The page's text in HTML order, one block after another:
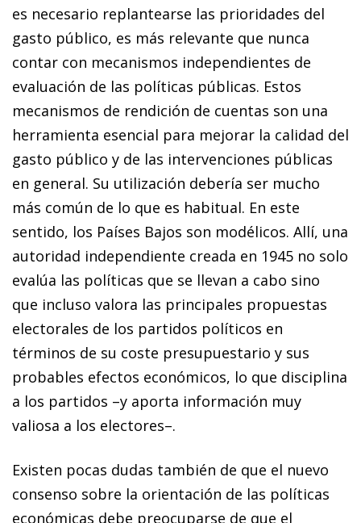
es necesario replantearse las prioridades del
gasto público, es más relevante que nunca
contar con mecanismos independientes de
evaluación de las políticas públicas. Estos
mecanismos de rendición de cuentas son una
herramienta esencial para mejorar la calidad del
gasto público y de las intervenciones públicas
en general. Su utilización debería ser mucho
más común de lo que es habitual. En este
sentido, los Países Bajos son modélicos. Allí, una
autoridad independiente creada en 1945 no solo
evalúa las políticas que se llevan a cabo sino
que incluso valora las principales propuestas
electorales de los partidos políticos en
términos de su coste presupuestario y sus
probables efectos económicos, lo que disciplina
a los partidos –y aporta información muy
valiosa a los electores–.
Existen pocas dudas también de que el nuevo
consenso sobre la orientación de las políticas
económicas debe preocuparse de que el